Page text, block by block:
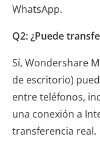
WhatsApp.
Q2: ¿Puede
Sí, Wondershare
de escritorio)
entre teléfonos,
una conexión a
transferencia real.